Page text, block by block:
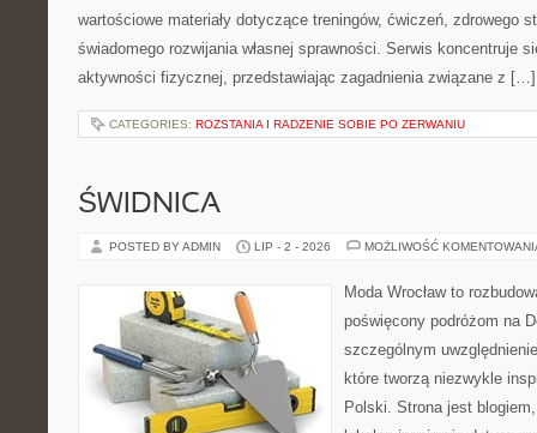
wartościowe materiały dotyczące treningów, ćwiczeń, zdrowego
świadomego rozwijania własnej sprawności. Serwis koncentruje
aktywności fizycznej, przedstawiając zagadnienia związane z […]
CATEGORIES: ROZSTANIA I RADZENIE SOBIE PO ZERWANIU
ŚWIDNICA
POSTED BY ADMIN LIP - 2 - 2026 MOŻLIWOŚĆ
Moda Wrocław to
poświęcony podróżom na
szczególnym
które tworzą niezwykle
Polski. Strona jest